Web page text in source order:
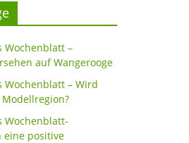
Wochenblatt –
auf Wangerooge
Wochenblatt – Wird
Wochenblatt-
eine positive